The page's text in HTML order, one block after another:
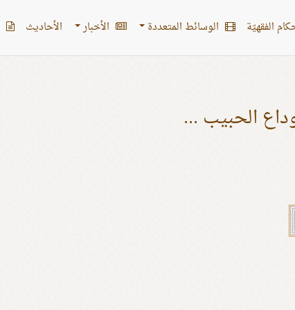
الفقهیّة الوسائط المتعددة الأخبار الأحادیث
الحبيب ...